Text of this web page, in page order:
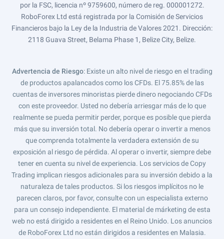
por la FSC, licencia nº 9759600, número de reg. 000001272.
RoboForex Ltd está registrada por la Comisión de Servicios
Financieros bajo la Ley de la Industria de Valores 2021. Dirección:
2118 Guava Street, Belama Phase 1, Belize City, Belize.
Advertencia de Riesgo: Existe un alto nivel de riesgo en el trading
de productos apalancados como los CFDs. El 75.85% de las
cuentas de inversores minoristas pierde dinero negociando CFDs
con este proveedor. Usted no debería arriesgar más de lo que
realmente se pueda permitir perder, porque es posible que pierda
más que su inversión total. No debería operar o invertir a menos
que comprenda totalmente la verdadera extensión de su
exposición al riesgo de pérdida. Al operar o invertir, siempre debe
tener en cuenta su nivel de experiencia. Los servicios de Copy
Trading implican riesgos adicionales para su inversión debido a la
naturaleza de tales productos. Si los riesgos implícitos no le
parecen claros, por favor, consulte con un especialista externo
para un consejo independiente. El material de márketing de esta
web no está dirigido a residentes en el Reino Unido. Los anuncios
de RoboForex Ltd no están dirigidos a residentes en Malasia.